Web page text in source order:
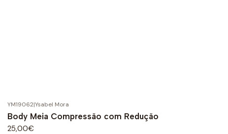
YM19062|Ysabel Mora
Body Meia Compressão com Redução
25,00€